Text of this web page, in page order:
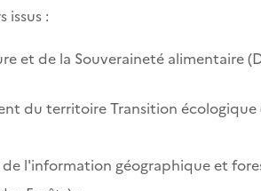
issus :
et de la Souveraineté alimentaire
du territoire Transition écologique
l'information géographique et